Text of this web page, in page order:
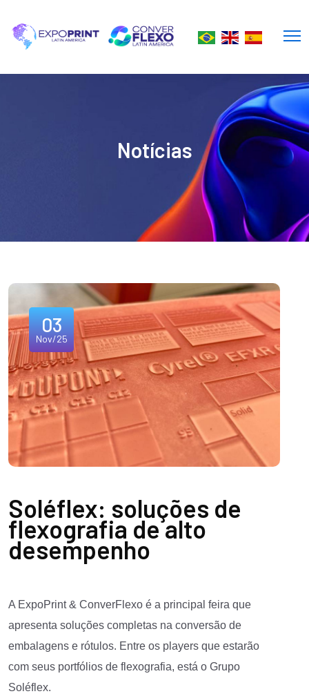
Notícias
03
Nov/25
Soléflex: soluções de
flexografia de alto
desempenho
A ExpoPrint & ConverFlexo é a principal feira que
apresenta soluções completas na conversão de
embalagens e rótulos. Entre os players que estarão
com seus portfólios de flexografia, está o Grupo
Soléflex.